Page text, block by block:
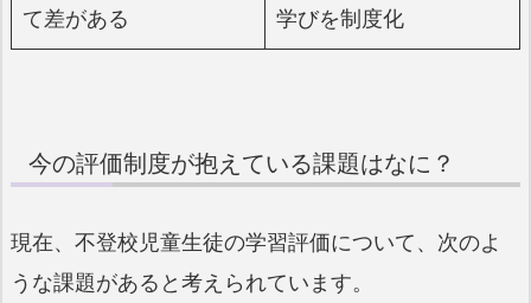
て差がある
学びを制度化
今の評価制度が抱えている課題はなに？
現在、不登校児童生徒の学習評価について、次のよ
うな課題があると考えられています。